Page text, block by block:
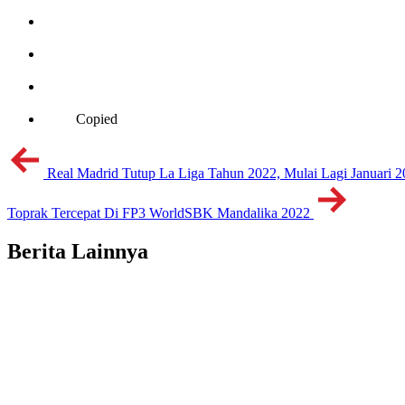
Copied
Real Madrid Tutup La Liga Tahun 2022, Mulai Lagi Januari
Toprak Tercepat Di FP3 WorldSBK Mandalika 2022
Berita Lainnya